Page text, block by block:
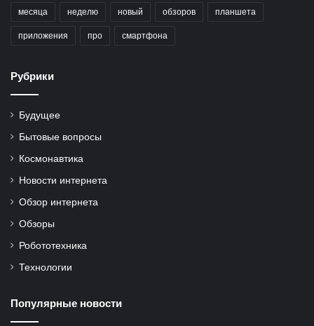
месяца неделю новый обзоров планшета
приложения про смартфона
Рубрики
Будущее
Бытовые вопросы
Космонавтика
Новости интернета
Обзор интернета
Обзоры
Робототехника
Технологии
Популярные новости